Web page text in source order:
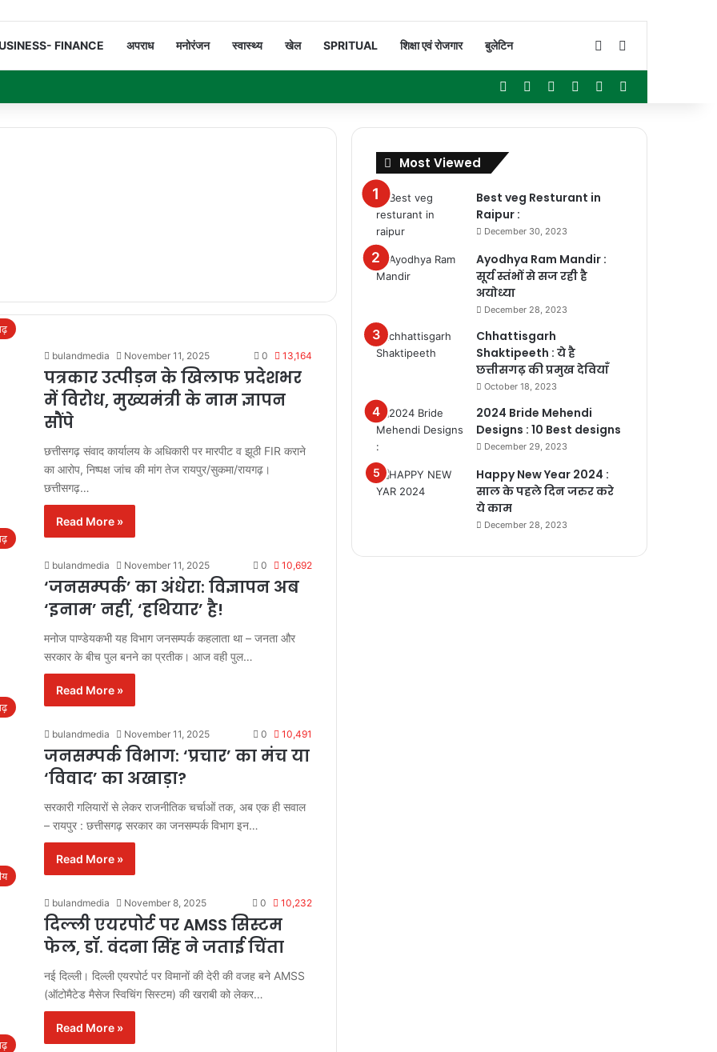
FINANCE अपराध मनोरंजन स्वास्थ्य खेल SPRITUAL शिक्षा एवं रोजगार बुलेटिन Switch skin
Facebook YouTubeInstagramWhatsApp
bulandmedia November 11, 2025 0 13,164
पत्रकार उत्पीड़न के खिलाफ प्रदेशभर
में विरोध, मुख्यमंत्री के नाम ज्ञापन
सौंपे
छत्तीसगढ़ संवाद कार्यालय के अधिकारी पर मारपीट व झूठी FIR कराने
का आरोप, निष्पक्ष जांच की मांग तेज रायपुर/सुकमा/रायगढ़।
छत्तीसगढ़…
Read More »
bulandmedia November 11, 2025 0 10,692
‘जनसम्पर्क’ का अंधेरा: विज्ञापन अब
‘इनाम’ नहीं, ‘हथियार’ है!
मनोज पाण्डेयकभी यह विभाग जनसम्पर्क कहलाता था – जनता और
सरकार के बीच पुल बनने का प्रतीक। आज वही पुल…
Read More »
bulandmedia November 11, 2025 0 10,491
जनसम्पर्क विभाग: ‘प्रचार’ का मंच या
‘विवाद’ का अखाड़ा?
सरकारी गलियारों से लेकर राजनीतिक चर्चाओं तक, अब एक ही सवाल
– रायपुर : छत्तीसगढ़ सरकार का जनसम्पर्क विभाग इन…
Read More »
bulandmedia November 8, 2025 0 10,232
दिल्ली एयरपोर्ट पर AMSS सिस्टम
फेल, डॉ. वंदना सिंह ने जताई चिंता
नई दिल्ली। दिल्ली एयरपोर्ट पर विमानों की देरी की वजह बने AMSS
(ऑटोमैटेड मैसेज स्विचिंग सिस्टम) की खराबी को लेकर…
Read More »
Most Viewed
Best veg Resturant in
Raipur :
December 30, 2023
Ayodhya Ram Mandir :
सूर्य स्तंभों से सज रही है
अयोध्या
December 28, 2023
Chhattisgarh
Shaktipeeth : ये है
छत्तीसगढ़ की प्रमुख देवियाँ
October 18, 2023
2024 Bride Mehendi
Designs : 10 Best designs
December 29, 2023
Happy New Year 2024 :
साल के पहले दिन जरुर करे
ये काम
December 28, 2023